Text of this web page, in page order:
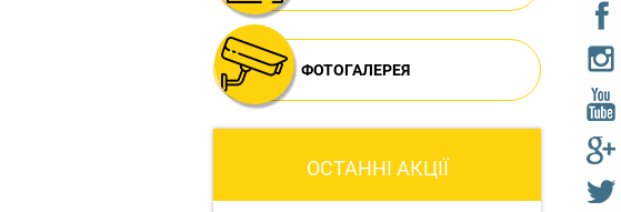
ФОТОГАЛЕРЕЯ
ОСТАННІ АКЦІЇ